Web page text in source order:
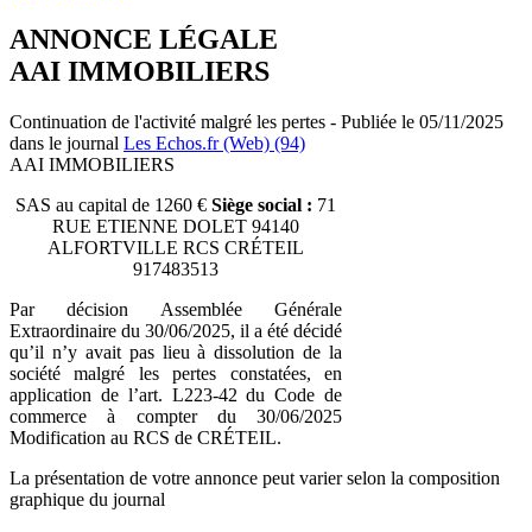
ANNONCE LÉGALE
AAI IMMOBILIERS
Continuation de l'activité malgré les pertes - Publiée le 05/11/2025
dans le journal Les Echos.fr (Web) (94)
AAI IMMOBILIERS
SAS au capital de 1260 € Siège social : 71
RUE ETIENNE DOLET 94140
ALFORTVILLE RCS CRÉTEIL
917483513
Par décision Assemblée Générale
Extraordinaire du 30/06/2025, il a été décidé
qu’il n’y avait pas lieu à dissolution de la
société malgré les pertes constatées, en
application de l’art. L223-42 du Code de
commerce à compter du 30/06/2025
Modification au RCS de CRÉTEIL.
La présentation de votre annonce peut varier selon la composition
graphique du journal